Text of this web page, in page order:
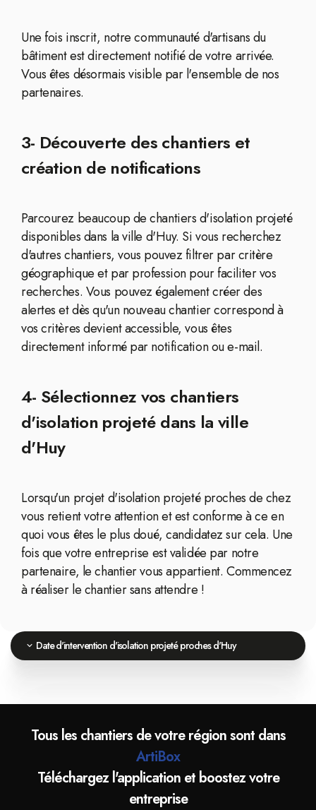
Une fois inscrit, notre communauté d'artisans du
bâtiment est directement notifié de votre arrivée.
Vous êtes désormais visible par l'ensemble de nos
partenaires.
3- Découverte des chantiers et
création de notifications
Parcourez beaucoup de chantiers d'isolation projeté
disponibles dans la ville d'Huy. Si vous recherchez
d'autres chantiers, vous pouvez filtrer par critère
géographique et par profession pour faciliter vos
recherches. Vous pouvez également créer des
alertes et dès qu'un nouveau chantier correspond à
vos critères devient accessible, vous êtes
directement informé par notification ou e-mail.
4- Sélectionnez vos chantiers
d'isolation projeté dans la ville
d'Huy
Lorsqu'un projet d'isolation projeté proches de chez
vous retient votre attention et est conforme à ce en
quoi vous êtes le plus doué, candidatez sur cela. Une
fois que votre entreprise est validée par notre
partenaire, le chantier vous appartient. Commencez
à réaliser le chantier sans attendre !
Date d'intervention d'isolation projeté proches d'Huy
Tous les chantiers de votre région sont dans
ArtiBox
Téléchargez l'application et boostez votre
entreprise